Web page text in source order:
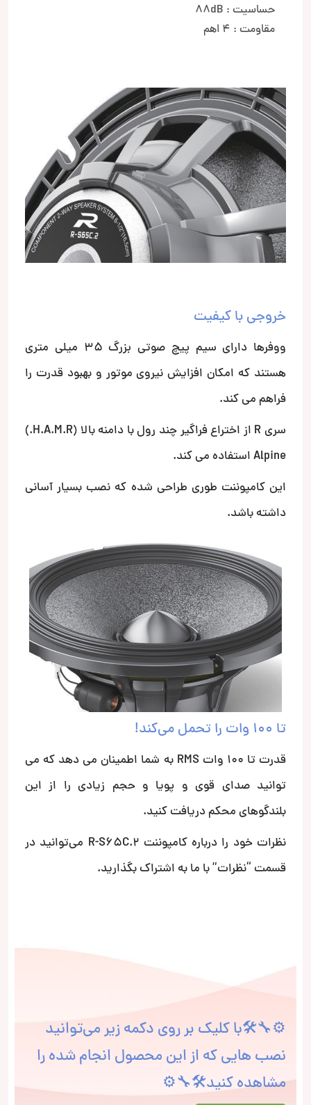
حساسیت : 88dB
مقاومت : 4 اهم
خروجی با کیفیت
ووفرها دارای سیم پیچ صوتی بزرگ 35 میلی متری
هستند که امکان افزایش نیروی موتور و بهبود قدرت را
فراهم می کند.
سری R از اختراع فراگیر چند رول با دامنه بالا (H.A.M.R.)
Alpine استفاده می کند.
این کامپوننت طوری طراحی شده که نصب بسیار آسانی
داشته باشد.
تا 100 وات را تحمل می‌کند!
قدرت تا 100 وات RMS به شما اطمینان می دهد که می
توانید صدای قوی و پویا و حجم زیادی را از این
بلندگوهای محکم دریافت کنید.
نظرات خود را درباره کامپوننت R-S65C.2 می‌توانید در
قسمت “نظرات” با ما به اشتراک بگذارید.
⚙🔧🛠با کلیک بر روی دکمه زیر می‌توانید
نصب هایی که از این محصول انجام شده را
مشاهده کنید🛠🔧⚙